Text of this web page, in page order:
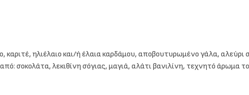
καριτέ, ηλιέλαιο και/ή έλαια καρδάμου, αποβουτυρωμένο γάλα, αλεύρι
σοκολάτα, λεκιθίνη σόγιας, μαγιά, αλάτι βανιλίνη, τεχνητό άρωμα